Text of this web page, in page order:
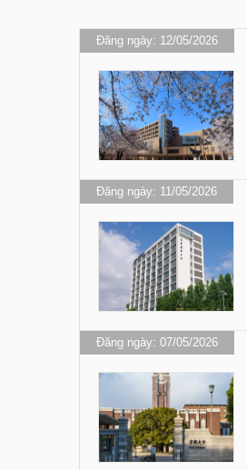
Đăng ngày: 12/05/2026
Đăng ngày: 11/05/2026
Đăng ngày: 07/05/2026